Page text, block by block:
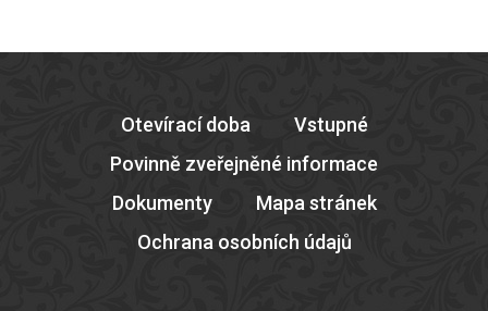
Otevírací doba
Vstupné
Povinně zveřejněné informace
Dokumenty
Mapa stránek
Ochrana osobních údajů